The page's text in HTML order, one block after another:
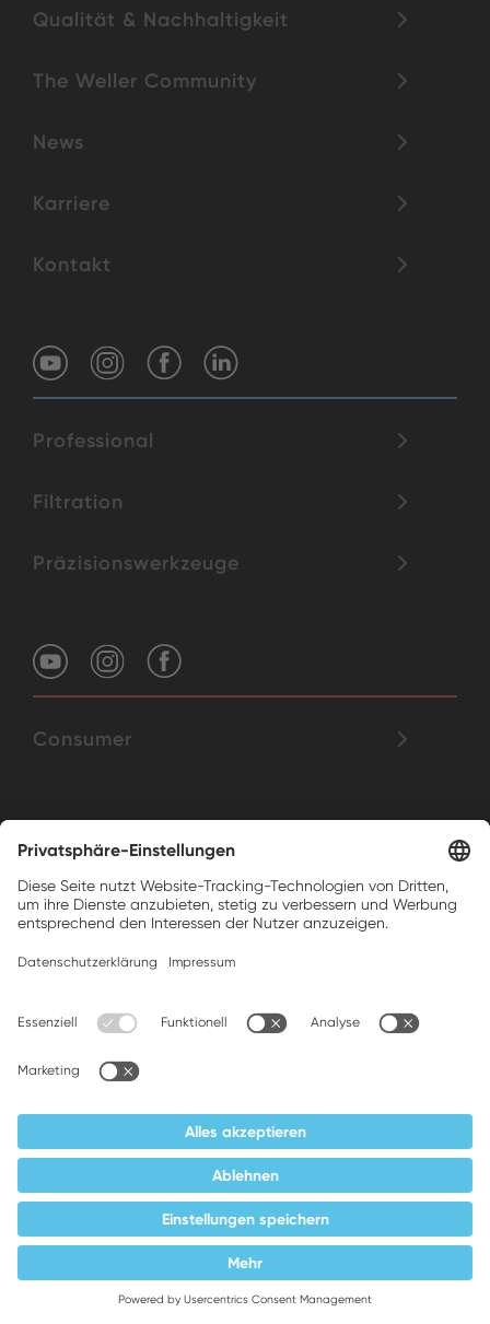
Qualität & Nachhaltigkeit
The Weller Community
News
Karriere
Kontakt
Professional
Filtration
Präzisionswerkzeuge
Consumer
Supplier responsibility
Terms and conditions
Privacy policy
Brands, Inc.
Companion brands: